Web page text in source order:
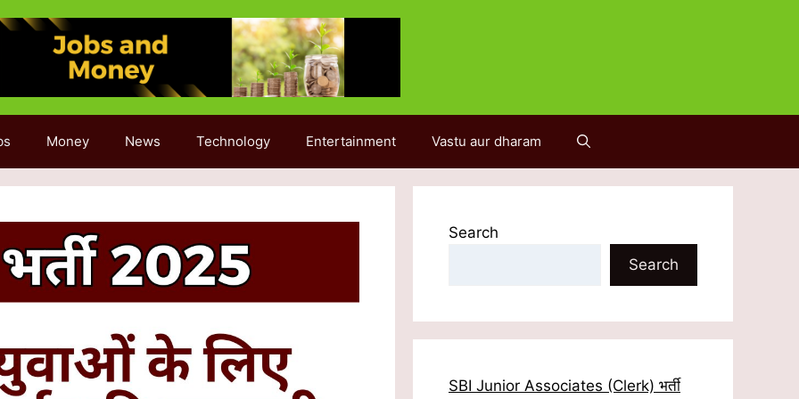
Money News Technology Entertainment Vastu aur dharam
Search
Search
SBI Junior Associates (Clerk) भर्ती